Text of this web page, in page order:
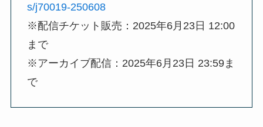
s/j70019-250608
※配信チケット販売：2025年6月23日 12:00
まで
※アーカイブ配信：2025年6月23日 23:59ま
で